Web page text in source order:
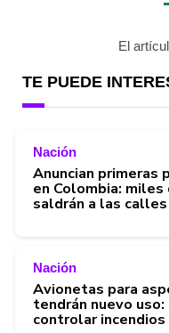
El
TE PUEDE
Nación
Anuncian primeras
en Colombia: miles
saldrán a las calles
Nación
Avionetas para
tendrán nuevo uso:
controlar incendios